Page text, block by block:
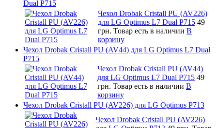
Dual P715
Чехол Drobak Cristall PU (AV226)
для LG Optimus L7 Dual P715 49
грн. Товар есть в наличии В
корзину
Чехол Drobak Cristall PU (AV44) для LG Optimus L7 Dual
P715
Чехол Drobak Cristall PU (AV44)
для LG Optimus L7 Dual P715 49
грн. Товар есть в наличии В
корзину
Чехол Drobak Cristall PU (AV226) для LG Optimus P713
Чехол Drobak Cristall PU (AV226)